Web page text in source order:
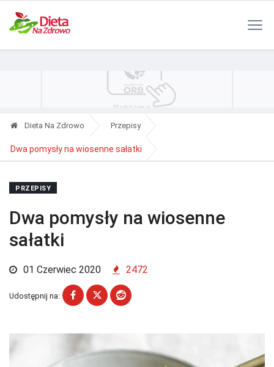
Dieta Na Zdrowo Przepisy
Dwa pomysły na wiosenne sałatki
PRZEPISY
Dwa pomysły na wiosenne
sałatki
01 Czerwiec 2020 2472
Udostępnij na: